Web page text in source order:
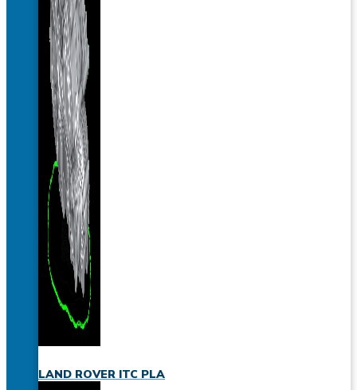
LAND ROVER ITC PLA